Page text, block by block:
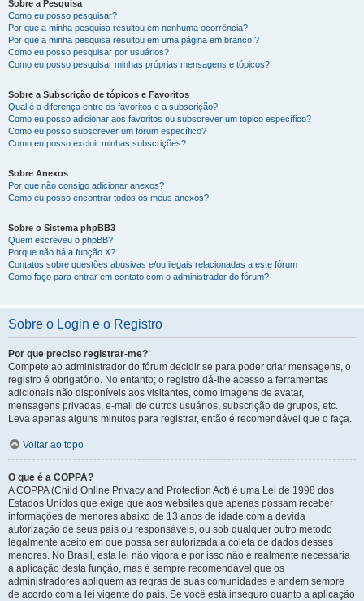
Sobre a Pesquisa
Como eu posso pesquisar?
Por que a minha pesquisa resultou em nenhuma ocorrência?
Por que a minha pesquisa resultou em uma página em branco!?
Como eu posso pesquisar por usuários?
Como eu posso pesquisar minhas próprias mensagens e tópicos?
Sobre a Subscrição de tópicos e Favoritos
Qual é a diferença entre os favoritos e a subscrição?
Como eu posso adicionar aos favoritos ou subscrever um tópico específico?
Como eu posso subscrever um fórum específico?
Como eu posso excluir minhas subscrições?
Sobre Anexos
Por que não consigo adicionar anexos?
Como eu posso encontrar todos os meus anexos?
Sobre o Sistema phpBB3
Quem escreveu o phpBB?
Porque não há a função X?
Contatos sobre questões abusivas e/ou ilegais relacionadas a este fórum
Como faço para entrar em contato com o administrador do fórum?
Sobre o Login e o Registro
Por que preciso registrar-me?
Compete ao administrador do fórum decidir se para poder criar mensagens, o
registro é obrigatório. No entanto; o registro dá-lhe acesso a ferramentas
adicionais não disponíveis aos visitantes, como imagens de avatar,
mensagens privadas, e-mail de outros usuários, subscrição de grupos, etc.
Leva apenas alguns minutos para registrar, então é recomendável que o faça.
Voltar ao topo
O que é a COPPA?
A COPPA (Child Online Privacy and Protection Act) é uma Lei de 1998 dos
Estados Unidos que exige que aos websites que apenas possam receber
informações de menores abaixo de 13 anos de idade com a devida
autorização de seus pais ou responsáveis, ou sob qualquer outro método
legalmente aceito em que possa ser autorizada a coleta de dados desses
menores. No Brasil, esta lei não vigora e por isso não é realmente necessária
a aplicação desta função, mas é sempre recomendável que os
administradores apliquem as regras de suas comunidades e andem sempre
de acordo com a lei vigente do país. Se você está inseguro quanto a aplicação